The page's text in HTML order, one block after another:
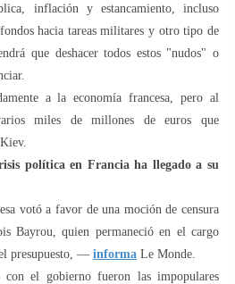
inflación y estancamiento, incluso
hacia tareas militares y otro tipo de
que deshacer todos estos "nudos" o
a la economía francesa, pero al
miles de millones de euros que
política en Francia ha llegado a su
votó a favor de una moción de censura
Bayrou, quien permaneció en el cargo
presupuesto, — informa Le Monde.
el gobierno fueron las impopulares